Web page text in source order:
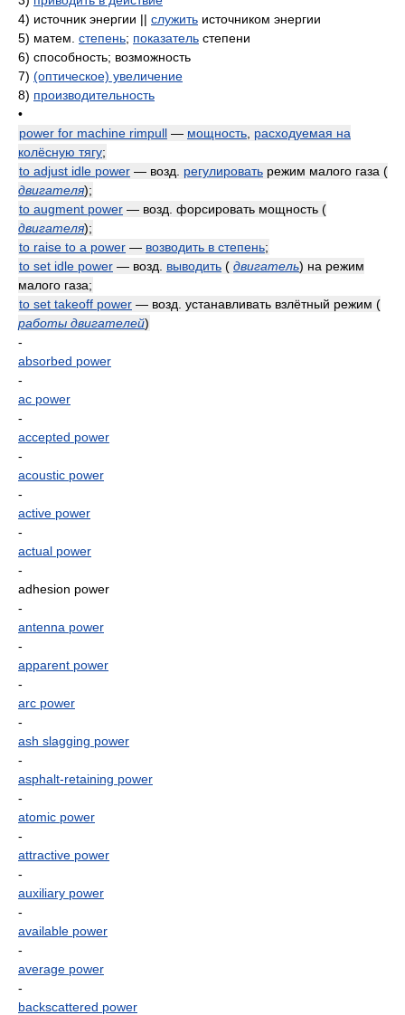
4) источник энергии || служить источником энергии
5) матем. степень; показатель степени
6) способность; возможность
7) (оптическое) увеличение
8) производительность
•
power for machine rimpull — мощность расходуемая на
колёсную тягу;
to adjust idle power — возд. регулировать режим малого газа (
двигателя);
to augment power — возд. форсировать мощность (
двигателя);
to raise to a power — возводить в степень;
to set idle power — возд. выводить ( двигатель) на режим
малого газа;
to set takeoff power — возд. устанавливать взлётный режим (
работы двигателей)
-
absorbed power
-
ac power
-
accepted power
-
acoustic power
-
active power
-
actual power
-
adhesion power
-
antenna power
-
apparent power
-
arc power
-
ash slagging power
-
asphalt-retaining power
-
atomic power
-
attractive power
-
auxiliary power
-
available power
-
average power
-
backscattered power